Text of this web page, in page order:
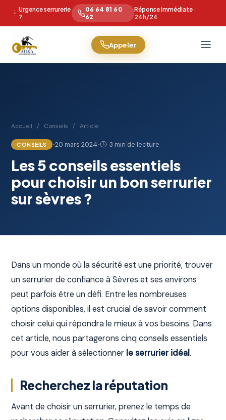
Urgence serrurerie
?
06 64 81 60
62
Réponse immédiate ·
24h/24
Appeler
Accueil / Conseils / Article
CONSEILS •20 mars 2024• 3 min de lecture
Les 5 conseils essentiels
pour choisir un bon serrurier
sur sèvres ?
Dans un monde où la sécurité est une priorité, trouver
un serrurier de confiance à Sèvres et ses environs
peut parfois être un défi. Entre les nombreuses
options disponibles, il est crucial de savoir comment
choisir celui qui répondra le mieux à vos besoins. Dans
cet article, nous partagerons cinq conseils essentiels
pour vous aider à sélectionner le serrurier idéal.
Recherchez la réputation
Avant de choisir un serrurier, prenez le temps de